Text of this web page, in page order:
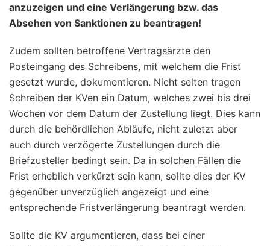
anzuzeigen und eine Verlängerung bzw. das
Absehen von Sanktionen zu beantragen!
Zudem sollten betroffene Vertragsärzte den
Posteingang des Schreibens, mit welchem die Frist
gesetzt wurde, dokumentieren. Nicht selten tragen
Schreiben der KVen ein Datum, welches zwei bis drei
Wochen vor dem Datum der Zustellung liegt. Dies kann
durch die behördlichen Abläufe, nicht zuletzt aber
auch durch verzögerte Zustellungen durch die
Briefzusteller bedingt sein. Da in solchen Fällen die
Frist erheblich verkürzt sein kann, sollte dies der KV
gegenüber unverzüglich angezeigt und eine
entsprechende Fristverlängerung beantragt werden.
Sollte die KV argumentieren, dass bei einer